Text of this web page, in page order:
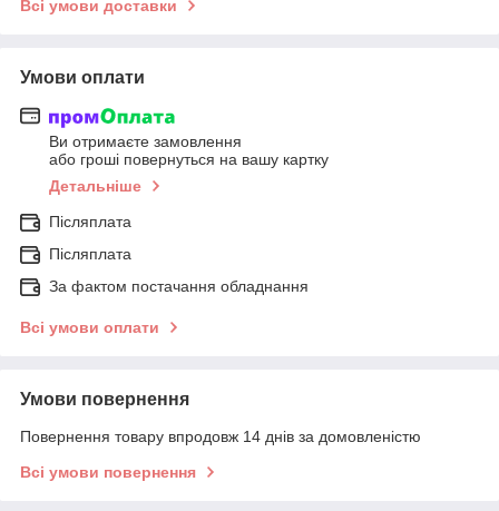
Всі умови доставки
Умови оплати
Ви отримаєте замовлення
або гроші повернуться на вашу картку
Детальніше
Післяплата
Післяплата
За фактом постачання обладнання
Всі умови оплати
Умови повернення
Повернення товару впродовж 14 днів за домовленістю
Всі умови повернення